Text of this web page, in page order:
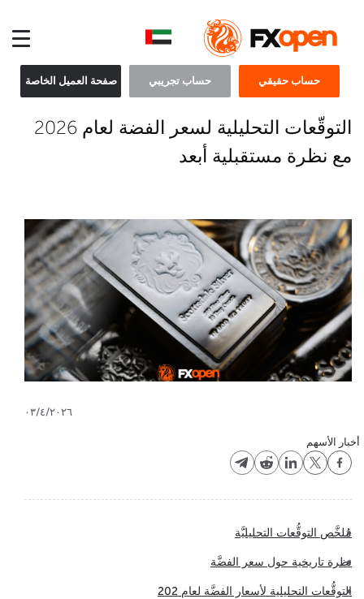
حساب حقيقي حساب تجريبي صفحة العميل الخاصة
التوقّعات التحليلية لسعر الفضة لعام 2026
مع نظرة مستقبلية أبعد
٠٣/٤/٢٠٢٦
أخبار الأسهم
مُلخَّص التوقُّعات التحليليَّة
نظرة تاريخية حول سعر الفضَّة
التوقُّعات التحليلية لأسعار الفضَّة لعام 202